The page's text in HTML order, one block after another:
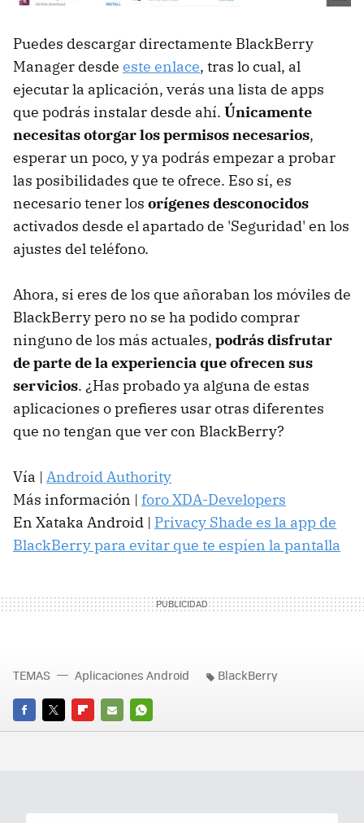
Puedes descargar directamente BlackBerry
Manager desde este enlace, tras lo cual, al
ejecutar la aplicación, verás una lista de apps
que podrás instalar desde ahí. Únicamente
necesitas otorgar los permisos necesarios,
esperar un poco, y ya podrás empezar a probar
las posibilidades que te ofrece. Eso sí, es
necesario tener los orígenes desconocidos
activados desde el apartado de 'Seguridad' en los
ajustes del teléfono.
Ahora, si eres de los que añoraban los móviles de
BlackBerry pero no se ha podido comprar
ninguno de los más actuales, podrás disfrutar
de parte de la experiencia que ofrecen sus
servicios. ¿Has probado ya alguna de estas
aplicaciones o prefieres usar otras diferentes
que no tengan que ver con BlackBerry?
Vía | Android Authority
Más información | foro XDA-Developers
En Xataka Android | Privacy Shade es la app de
BlackBerry para evitar que te espíen la pantalla
FACEBOOK
TWITTERFLIPBOARD
E-
WHATSAPP
TEMAS Aplicaciones Android BlackBerry